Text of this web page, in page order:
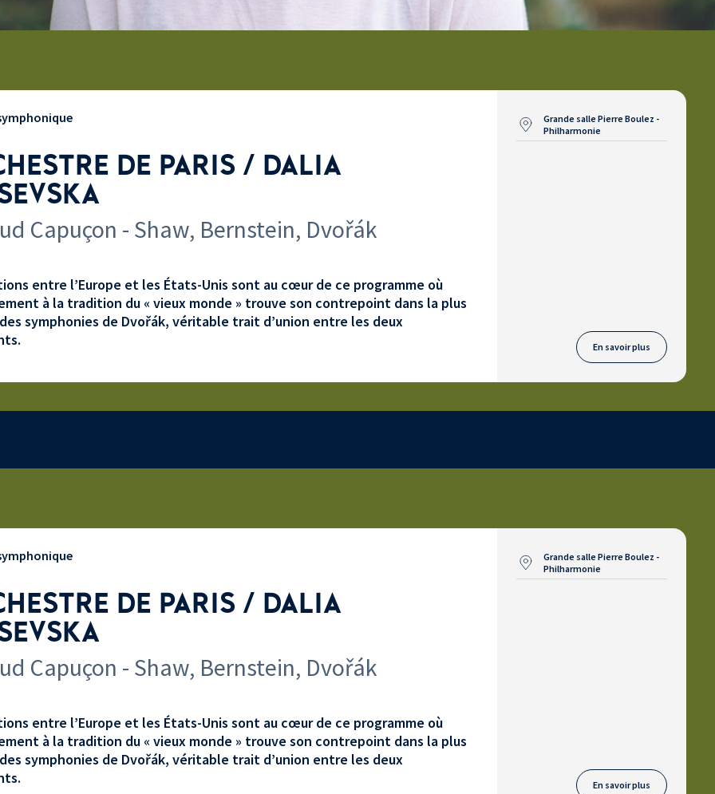
DE PARIS / DALIA
Capuçon - Shaw, Bernstein, Dvořák
entre l’Europe et les États-Unis sont au cœur de ce programme où
à la tradition du « vieux monde » trouve son contrepoint dans la plus
symphonies de Dvořák, véritable trait d’union entre les deux
Grande salle Pierre Boulez -
Philharmonie
En savoir plus
DE PARIS / DALIA
Capuçon - Shaw, Bernstein, Dvořák
entre l’Europe et les États-Unis sont au cœur de ce programme où
à la tradition du « vieux monde » trouve son contrepoint dans la plus
symphonies de Dvořák, véritable trait d’union entre les deux
Grande salle Pierre Boulez -
Philharmonie
En savoir plus